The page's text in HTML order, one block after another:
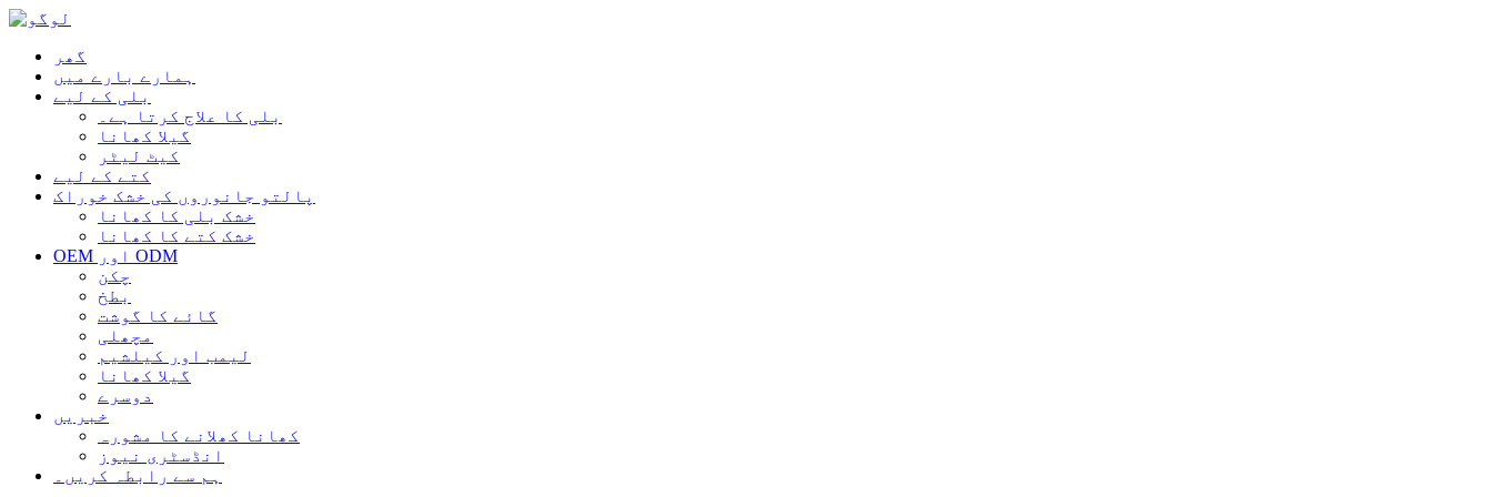
گھر
ہمارے بارے میں
بلی کے لیے
بلی کا علاج کرتا ہے۔
گیلا کھانا
کیٹ لیٹر
کتے کے لیے
پالتو جانوروں کی خشک خوراک
خشک بلی کا کھانا
خشک کتے کا کھانا
OEM اور ODM
چکن
بطخ
گائے کا گوشت
مچھلی
لیمب اور کیلشیم
گیلا کھانا
دوسرے
خبریں
کھانا کھلانے کا مشورہ
انڈسٹری نیوز
ہم سے رابطہ کریں۔